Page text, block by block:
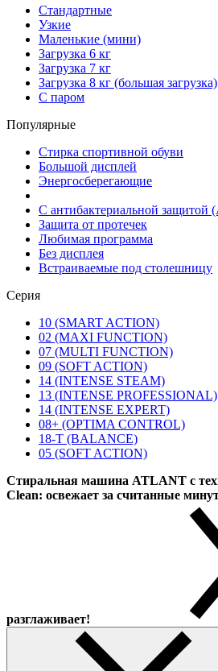
Стандартные
Узкие
Маленькие (мини)
Загрузка 6 кг
Загрузка 7 кг
Загрузка 8 кг (большая загрузка)
С паром
Популярные
Стирка спортивной обуви
Большой дисплей
Энергосберегающие
С антибактериальной защитой
Защита от протечек
Любимая программа
Без дисплея
Встраиваемые под столешницу
Серия
10 (SMART ACTION)
02 (MAXI FUNCTION)
07 (MULTI FUNCTION)
09 (SOFT ACTION)
14 (INTENSE STEAM)
13 (INTENSE PROFESSIONAL)
14 (INTENSE EXPERT)
08+ (OPTIMA CONTROL)
18-T (BALANCE)
05 (SOFT ACTION)
Стиральная машина ATLANT с
Clean: освежает за считанные
разглаживает!